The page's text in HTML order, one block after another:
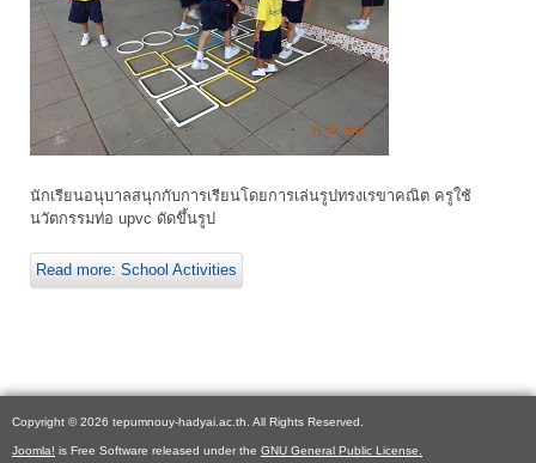
นักเรียนอนุบาลสนุกกับการเรียนโดยการเล่นรูปทรงเรขาคณิต ครูใช้
นวัตกรรมท่อ upvc ดัดขึ้นรูป
Read more: School Activities
Copyright © 2026 tepumnouy-hadyai.ac.th. All Rights Reserved.
Joomla! is Free Software released under the GNU General Public License.